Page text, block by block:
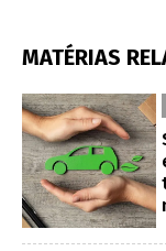
MATÉRIAS